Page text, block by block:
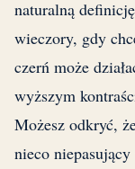
naturalną
wieczory, gdy
czerń może
wyższym
Możesz odkryć,
nieco